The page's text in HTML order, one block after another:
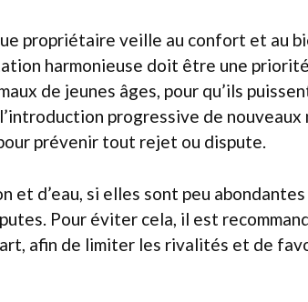
propriétaire veille au confort et au
harmonieuse doit être une
de jeunes âges, pour qu’ils
progressive de nouveaux
prévenir tout rejet ou dispute.
et d’eau, si elles sont peu
Pour éviter cela, il est
afin de limiter les rivalités et de